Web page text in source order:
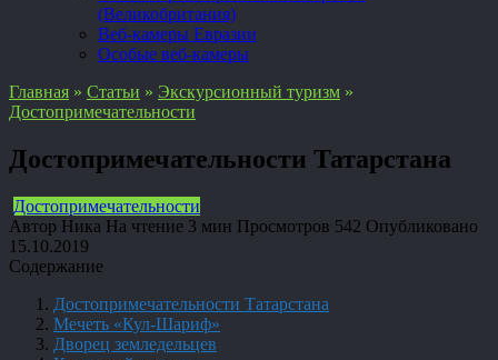
(Великобритания)
Веб-камеры Евразии
Особые веб-камеры
Главная » Статьи » Экскурсионный туризм »
Достопримечательности
Достопримечательности Татарстана
Достопримечательности
Автор Ника На чтение 3 мин Просмотров 542 Опубликовано
15.10.2019
Содержание
Достопримечательности Татарстана
Мечеть «Кул-Шариф»
Дворец земледельцев